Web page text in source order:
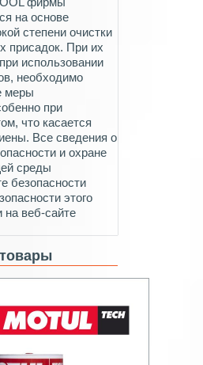
на основе
степени очистки
присадок. При их
использовании
необходимо
меры
при
что касается
Все сведения о
и охране
среды
безопасности
этого
на веб-сайте